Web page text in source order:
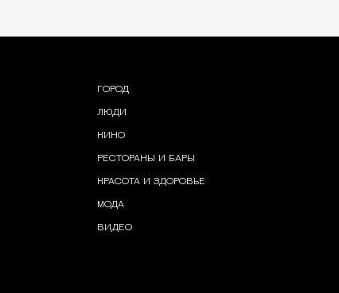
ГОРОД
ЛЮДИ
КИНО
РЕСТОРАНЫ И БАРЫ
КРАСОТА И ЗДОРОВЬЕ
МОДА
ВИДЕО